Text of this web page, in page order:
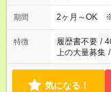
期間 2ヶ月～OK ※
特徴 履歴書不要 /
上の大量募集 /
気になる！